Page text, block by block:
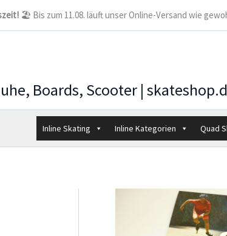
🏖️ Bis zum 11.08. läuft unser Online-Versand wie
Boards, Scooter |
Inline Skating Inline Kategorien Quad